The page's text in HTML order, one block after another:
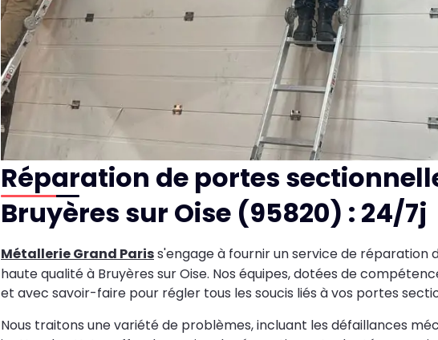
Réparation de portes
Bruyères sur Oise (95820) : 24/7j
Métallerie Grand Pariss'engage à fournir un service de réparation
haute qualité à Bruyères sur Oise. Nos équipes, dotées de
et avec savoir-faire pour régler tous les soucis liés à vos portes
Nous traitons une variété de problèmes, incluant les défaillances